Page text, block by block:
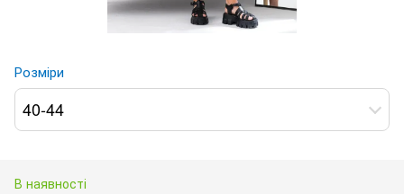
Розміри
40-44
В наявності